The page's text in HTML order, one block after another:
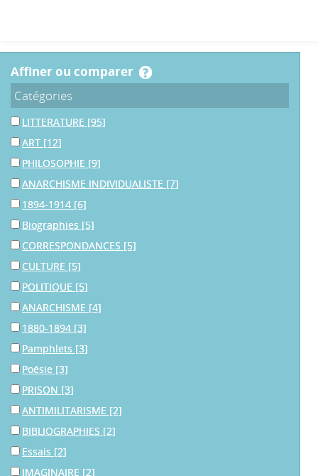
affiner ou comparer
Catégories
LITTERATURE [95]
ART [12]
PHILOSOPHIE [9]
ANARCHISME INDIVIDUALISTE [7]
1894-1914 [6]
Biographies [5]
CORRESPONDANCES [5]
CULTURE [5]
POLITIQUE [5]
ANARCHISME [4]
1880-1894 [3]
Pamphlets [3]
Poésie [3]
PRISON [3]
ANTIMILITARISME [2]
BIBLIOGRAPHIES [2]
Essais [2]
IMAGINAIRE [2]